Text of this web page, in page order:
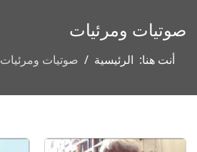
صوتيات ومرئيات
أنت هنا: الرئيسية صوتيات ومرئيات